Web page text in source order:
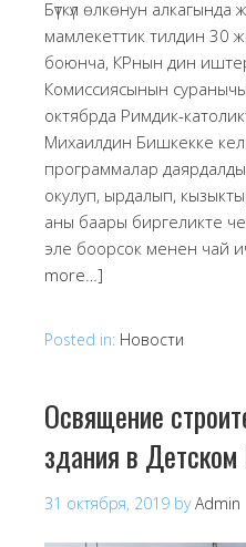
Бүткүл өлкөнун
мамлекеттик тилдин 30
боюнча, КРнын дин
Комиссиясынын
октябрда Римдик-
Михаилдин Бишкекке
программалар
окулуп, ырдалып,
аны баары биргеликте
эле боорсок менен чай
more…]
Posted in: Новости
Освящение
здания в
31 октября, 2019 byAdmin